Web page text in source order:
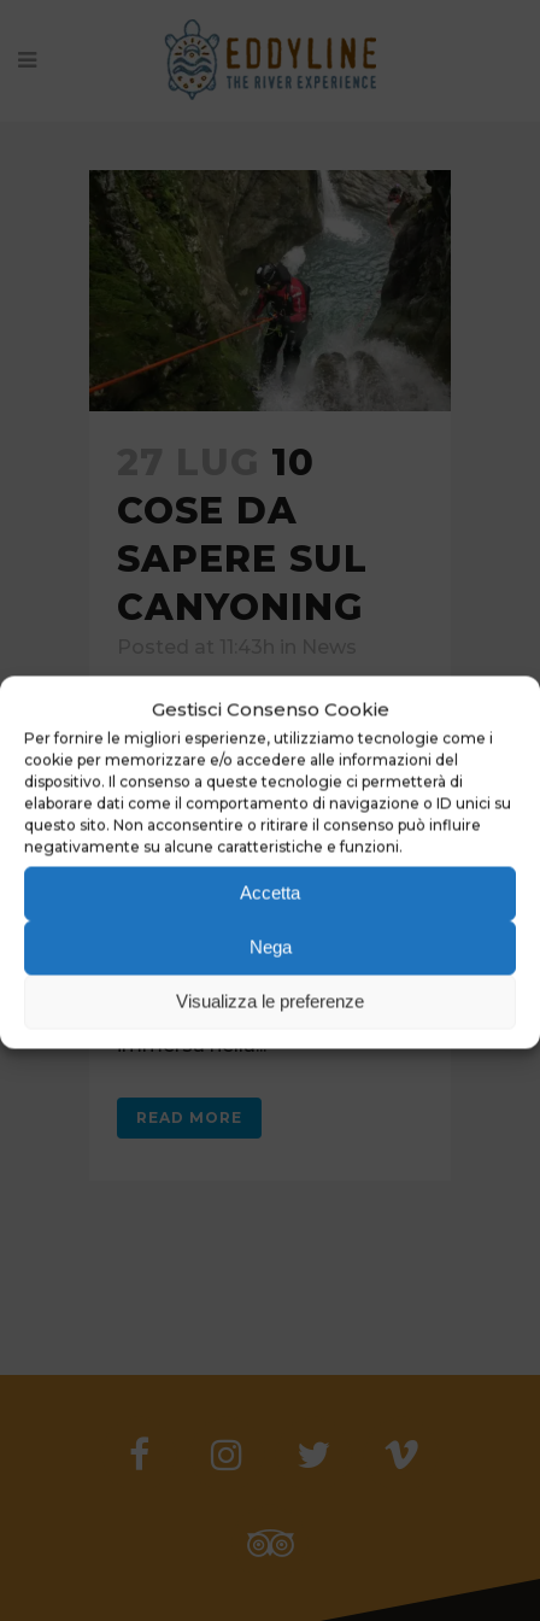
Gestisci Consenso Cookie
Per fornire le migliori esperienze, utilizziamo tecnologie come i
cookie per memorizzare e/o accedere alle informazioni del
dispositivo. Il consenso a queste tecnologie ci permetterà di
elaborare dati come il comportamento di navigazione o ID unici su
questo sito. Non acconsentire o ritirare il consenso può influire
negativamente su alcune caratteristiche e funzioni.
Accetta
Nega
Visualizza le preferenze
10
COSE DA
SAPERE SUL
CANYONING
Parliamo questa volta di
Canyoning o Torrentismo,
come viene più comunemente
chiamato. Siamo ormai entrati
nel periodo migliore per la
pratica del Canyoning, le
temperature esterne sono
fredda. Ecco le 10 cose da
sapere su questa
entusiasmante esperienza
immersa nella...
READ MORE